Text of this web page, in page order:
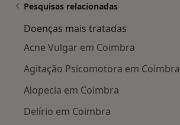
Pesquisas relacionadas
Doenças mais tratadas
Acne Vulgar em Coimbra
Agitação Psicomotora em Coimbra
Alopecia em Coimbra
Delírio em Coimbra